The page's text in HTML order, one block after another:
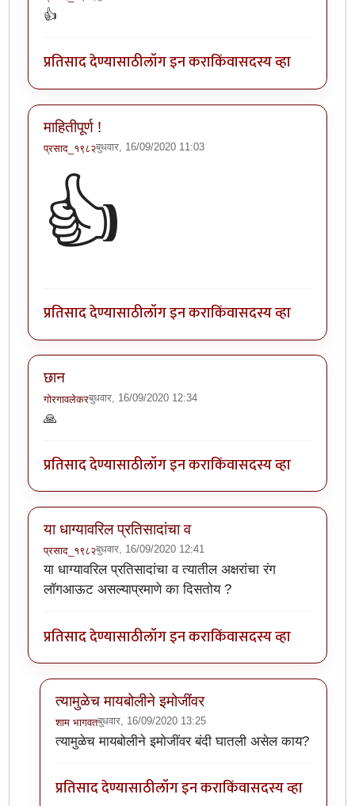
👍
प्रतिसाद देण्यासाठीलॉग इन कराकिंवासदस्य व्हा
माहितीपूर्ण !
प्रसाद_१९८२बुधवार, 16/09/2020 11:03
👍
प्रतिसाद देण्यासाठीलॉग इन कराकिंवासदस्य व्हा
छान
गोरगावलेकरबुधवार, 16/09/2020 12:34
🙏
प्रतिसाद देण्यासाठीलॉग इन कराकिंवासदस्य व्हा
या धाग्यावरिल प्रतिसादांचा व
प्रसाद_१९८२बुधवार, 16/09/2020 12:41
या धाग्यावरिल प्रतिसादांचा व त्यातील अक्षरांचा रंग
लॉगआऊट असल्याप्रमाणे का दिसतोय ?
प्रतिसाद देण्यासाठीलॉग इन कराकिंवासदस्य व्हा
त्यामुळेच मायबोलीने इमोजींवर
शाम भागवतबुधवार, 16/09/2020 13:25
In reply toया धाग्यावरिल प्रतिसादांचा वbyप्रसाद_१९८२
त्यामुळेच मायबोलीने इमोजींवर बंदी घातली असेल काय?
प्रतिसाद देण्यासाठीलॉग इन कराकिंवासदस्य व्हा